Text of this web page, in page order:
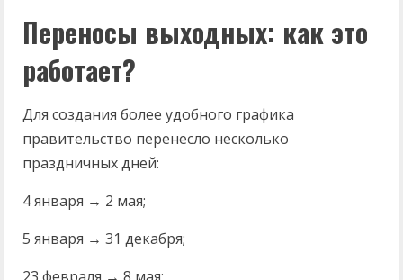
Переносы выходных: как это
работает?
Для создания более удобного графика
правительство перенесло несколько
праздничных дней:
4 января → 2 мая;
5 января → 31 декабря;